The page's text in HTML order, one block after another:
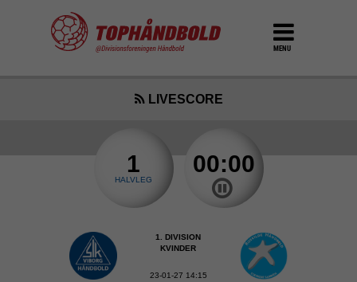
MENU
LIVESCORE
1
HALVLEG
00:00
1. DIVISION
KVINDER
23-01-27 14:15